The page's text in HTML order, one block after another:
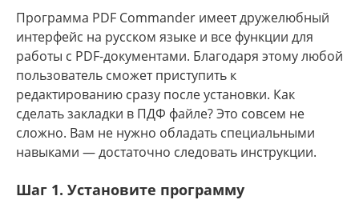
Программа PDF Commander имеет дружелюбный
интерфейс на русском языке и все функции для
работы с PDF-документами. Благодаря этому любой
пользователь сможет приступить к
редактированию сразу после установки. Как
сделать закладки в ПДФ файле? Это совсем не
сложно. Вам не нужно обладать специальными
навыками — достаточно следовать инструкции.
Шаг 1. Установите программу